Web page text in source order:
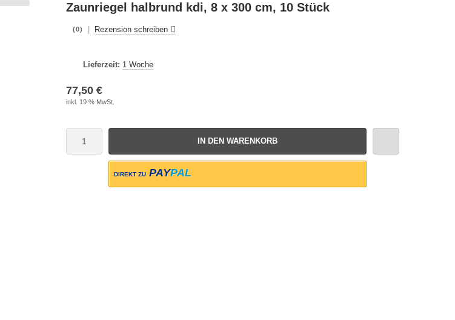
Zaunriegel halbrund kdi, 8 x 300 cm, 10 Stück
(0) Rezension schreiben
Lieferzeit: 1 Woche
77,50 €
inkl. 19 % MwSt.
IN DEN WARENKORB
DIREKT ZU PAYPAL